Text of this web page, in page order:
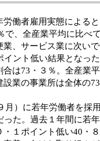
働者雇用実態による
で、全産業平均に比べ
、サービス業に次い
ント低い結果となった
は73・３％。全産業
業の事業所は全体の
）に若年労働者を採
た。過去１年間に若
１ポイント低い40・８